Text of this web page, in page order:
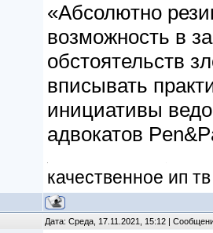
«Абсолютно
возможность в
обстоятельств
вписывать
инициативы
адвокатов
качественное ип
Дата: Среда, 17.11.2021, 15:12 |